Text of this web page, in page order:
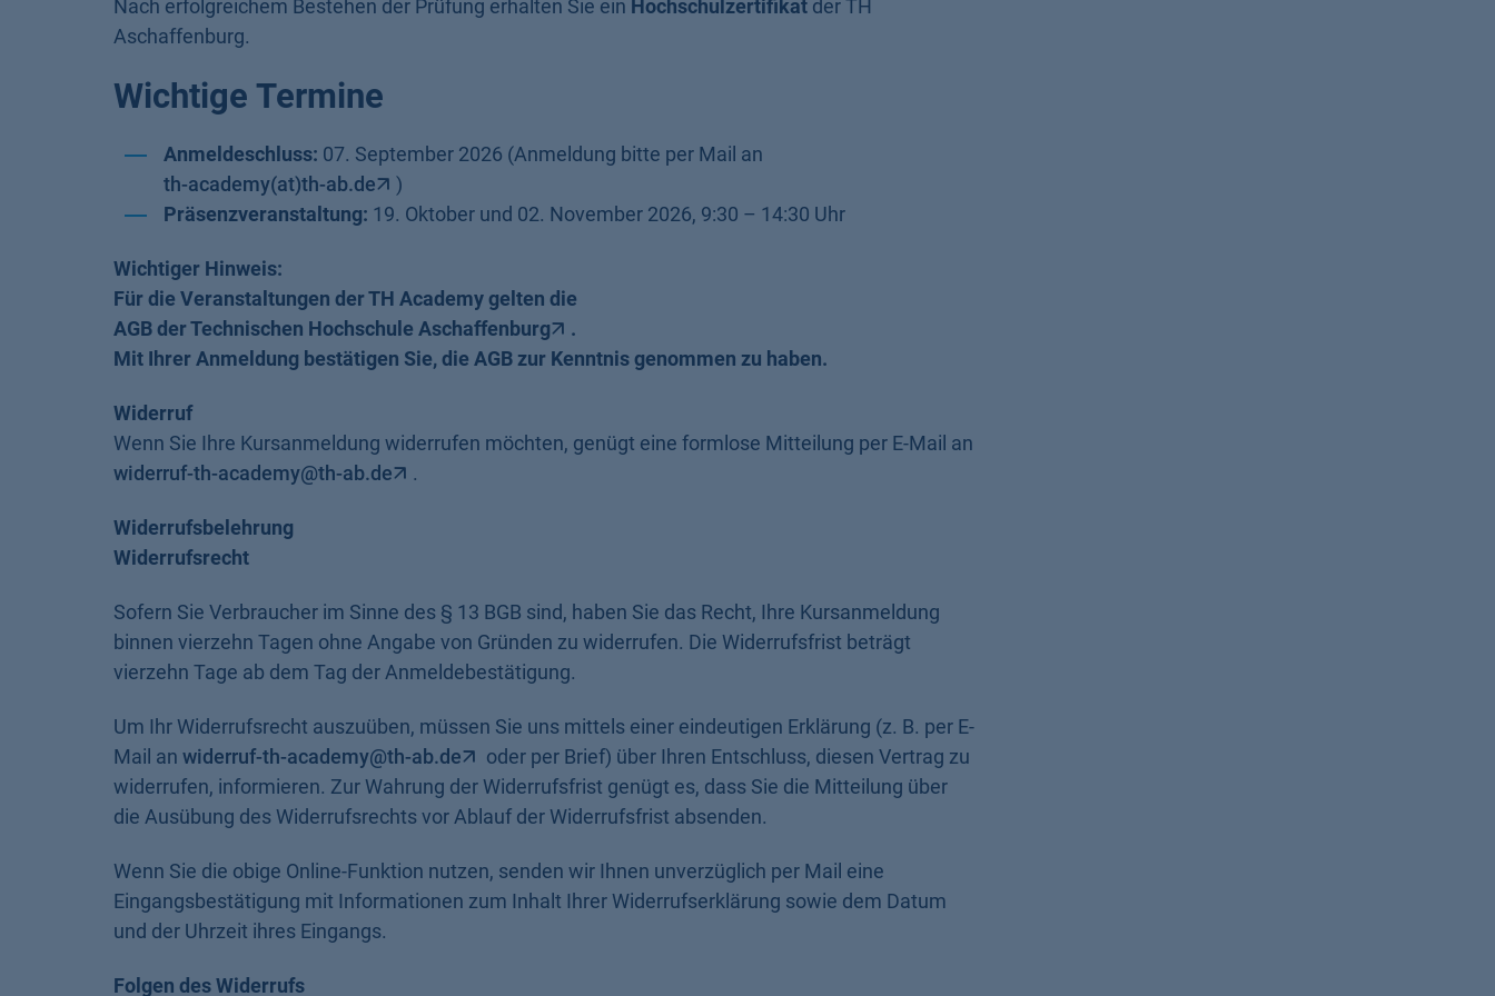
Nach erfolgreichem Bestehen der Prüfung erhalten Sie ein Hochschulzertifikat der TH
Aschaffenburg.
Wichtige Termine
Anmeldeschluss: 07. September 2026 (Anmeldung bitte per Mail an
th-academy(at)th-ab.de
)
Präsenzveranstaltung: 19. Oktober und 02. November 2026, 9:30 – 14:30 Uhr
Wichtiger Hinweis:
Für die Veranstaltungen der TH Academy gelten die
AGB der Technischen Hochschule Aschaffenburg
.
Mit Ihrer Anmeldung bestätigen Sie, die AGB zur Kenntnis genommen zu haben.
Widerruf
Wenn Sie Ihre Kursanmeldung widerrufen möchten, genügt eine formlose Mitteilung per E-Mail an
widerruf-th-academy@th-ab.de
.
Widerrufsbelehrung
Widerrufsrecht
Sofern Sie Verbraucher im Sinne des § 13 BGB sind, haben Sie das Recht, Ihre Kursanmeldung
binnen vierzehn Tagen ohne Angabe von Gründen zu widerrufen. Die Widerrufsfrist beträgt
vierzehn Tage ab dem Tag der Anmeldebestätigung.
Um Ihr Widerrufsrecht auszuüben, müssen Sie uns mittels einer eindeutigen Erklärung (z. B. per E-
Mail an widerruf-th-academy@th-ab.de
oder per Brief) über Ihren Entschluss, diesen Vertrag zu
widerrufen, informieren. Zur Wahrung der Widerrufsfrist genügt es, dass Sie die Mitteilung über
die Ausübung des Widerrufsrechts vor Ablauf der Widerrufsfrist absenden.
Wenn Sie die obige Online-Funktion nutzen, senden wir Ihnen unverzüglich per Mail eine
Eingangsbestätigung mit Informationen zum Inhalt Ihrer Widerrufserklärung sowie dem Datum
und der Uhrzeit ihres Eingangs.
Folgen des Widerrufs